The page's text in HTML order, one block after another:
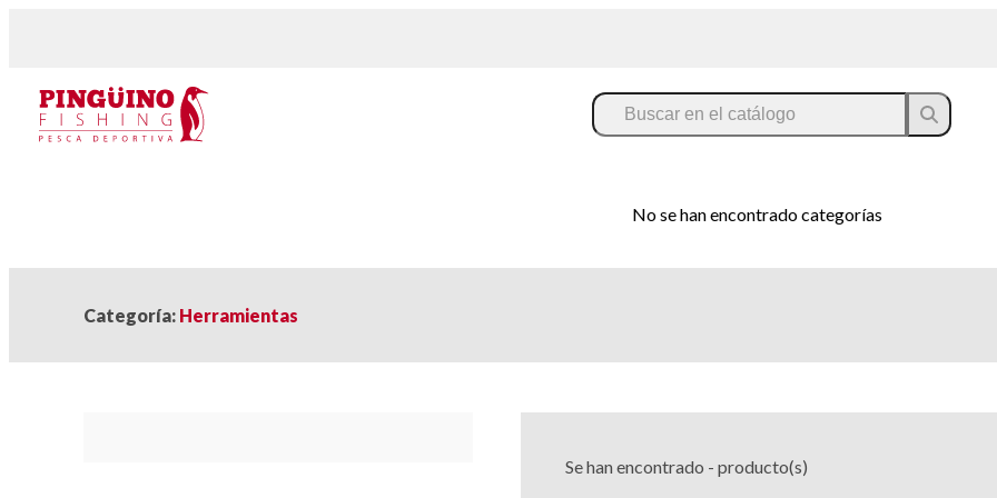
No se han encontrado categorías
Categoría: Herramientas
Se han encontrado - producto(s)